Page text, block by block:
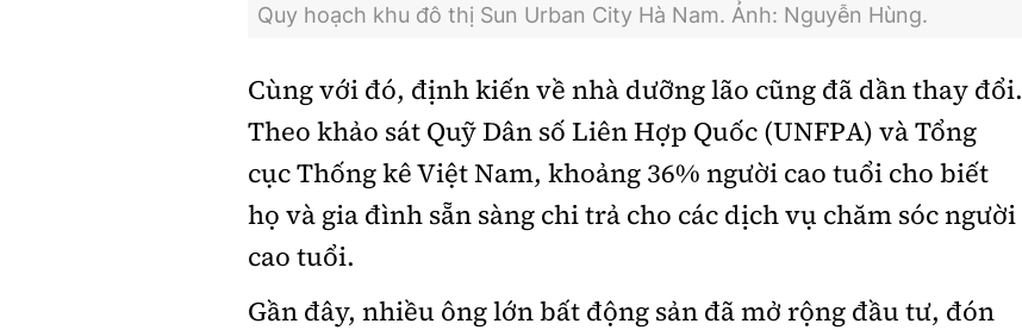
Quy hoạch khu đô thị Sun Urban City Hà Nam. Ảnh: Nguyễn Hùng.
Cùng với đó, định kiến về nhà dưỡng lão cũng đã dần thay đổi.
Theo khảo sát Quỹ Dân số Liên Hợp Quốc (UNFPA) và Tổng
cục Thống kê Việt Nam, khoảng 36% người cao tuổi cho biết
họ và gia đình sẵn sàng chi trả cho các dịch vụ chăm sóc người
cao tuổi.
Gần đây, nhiều ông lớn bất động sản đã mở rộng đầu tư, đón